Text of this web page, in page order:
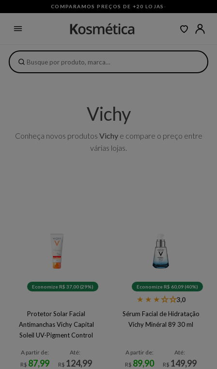
COMPARAMOS PREÇOS DE +20 LOJAS ·
Vichy
Conheça novos produtos Vichye compare o preço entre
várias lojas.
Economize R$ 37,00 (29%)
Protetor Solar Facial
Antimanchas Vichy Capital
Soleil UV-Pigment Control
A partir de:
R$ 87,99
Até:
R$ 124,99
Economize R$ 60,09 (40%)
★ ★ ★★★3,0
Sérum Facial de Hidratação
Vichy Minéral 89 30 ml
A partir de:
R$ 89,90
Até:
R$ 149,99